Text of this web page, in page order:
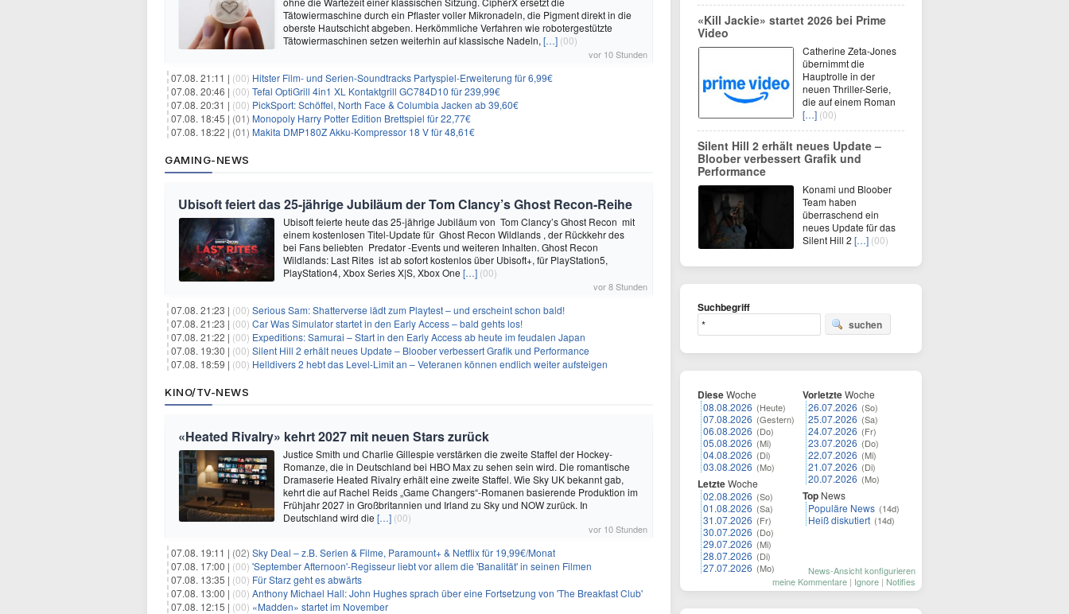
Tätowiermaschine durch ein Pflaster voller Mikronadeln, die Pigment direkt in die
oberste Hautschicht abgeben. Herkömmliche Verfahren wie robotergestützte
Tätowiermaschinen setzen weiterhin auf klassische Nadeln, […] (00)
vor 10 Stunden
07.08. 21:11 | (00) Hitster Film- und Serien-Soundtracks Partyspiel-Erweiterung für 6,99€
07.08. 20:46 | (00) Tefal OptiGrill 4in1 XL Kontaktgrill GC784D10 für 239,99€
07.08. 20:31 | (00) PickSport: Schöffel, North Face & Columbia Jacken ab 39,60€
07.08. 18:45 | (01) Monopoly Harry Potter Edition Brettspiel für 22,77€
07.08. 18:22 | (01) Makita DMP180Z Akku-Kompressor 18 V für 48,61€
GAMING-NEWS
Ubisoft feiert das 25-jährige Jubiläum der Tom Clancy’s Ghost Recon-Reihe
Ubisoft feierte heute das 25-jährige Jubiläum von Tom Clancy’s Ghost Recon mit
einem kostenlosen Titel-Update für Ghost Recon Wildlands , der Rückkehr des
bei Fans beliebten Predator -Events und weiteren Inhalten. Ghost Recon
Wildlands: Last Rites ist ab sofort kostenlos über Ubisoft+, für PlayStation5,
PlayStation4, Xbox Series X|S, Xbox One […] (00)
vor 8 Stunden
07.08. 21:23 | (00) Serious Sam: Shatterverse lädt zum Playtest – und erscheint schon bald!
07.08. 21:23 | (00) Car Was Simulator startet in den Early Access – bald gehts los!
07.08. 21:22 | (00) Expeditions: Samurai – Start in den Early Access ab heute im feudalen Japan
07.08. 19:30 | (00) Silent Hill 2 erhält neues Update – Bloober verbessert Grafik und Performance
07.08. 18:59 | (00) Helldivers 2 hebt das Level-Limit an – Veteranen können endlich weiter aufsteigen
KINO/TV-NEWS
«Heated Rivalry» kehrt 2027 mit neuen Stars zurück
Justice Smith und Charlie Gillespie verstärken die zweite Staffel der Hockey-
Romanze, die in Deutschland bei HBO Max zu sehen sein wird. Die romantische
Dramaserie Heated Rivalry erhält eine zweite Staffel. Wie Sky UK bekannt gab,
kehrt die auf Rachel Reids „Game Changers“-Romanen basierende Produktion im
Frühjahr 2027 in Großbritannien und Irland zu Sky und NOW zurück. In
Deutschland wird die […] (00)
vor 10 Stunden
07.08. 19:11 | (02) Sky Deal – z.B. Serien & Filme, Paramount+ & Netflix für 19,99€/Monat
07.08. 17:00 | (00) 'September Afternoon'-Regisseur liebt vor allem die 'Banalität' in seinen Filmen
07.08. 13:35 | (00) Für Starz geht es abwärts
07.08. 13:00 | (00) Anthony Michael Hall: John Hughes sprach über eine Fortsetzung von 'The Breakfast Club'
07.08. 12:15 | (00) «Madden» startet im November
«Kill Jackie» startet 2026 bei Prime
Video
Catherine Zeta-Jones
übernimmt die
Hauptrolle in der
neuen Thriller-Serie,
die auf einem Roman
[…] (00)
Silent Hill 2 erhält neues Update –
Bloober verbessert Grafik und
Performance
Konami und Bloober
Team haben
überraschend ein
neues Update für das
Silent Hill 2 […] (00)
Suchbegriff
suchen
DieseWoche
08.08.2026 (Heute)
07.08.2026 (Gestern)
06.08.2026 (Do)
05.08.2026 (Mi)
04.08.2026 (Di)
03.08.2026 (Mo)
LetzteWoche
02.08.2026 (So)
01.08.2026 (Sa)
31.07.2026 (Fr)
30.07.2026 (Do)
29.07.2026 (Mi)
28.07.2026 (Di)
27.07.2026 (Mo)
VorletzteWoche
26.07.2026 (So)
25.07.2026 (Sa)
24.07.2026 (Fr)
23.07.2026 (Do)
22.07.2026 (Mi)
21.07.2026 (Di)
20.07.2026 (Mo)
Top News
Populäre News (14d)
Heiß diskutiert (14d)
News-Ansicht konfigurieren
meine Kommentare | Ignore | Notifies